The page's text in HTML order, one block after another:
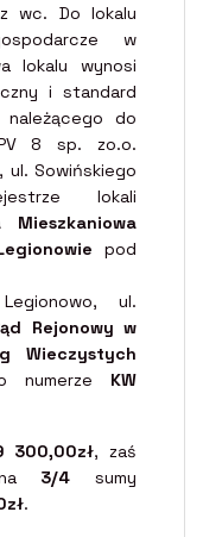
wc. Do lokalu
w
lokalu wynosi
i standard
do
8 sp. zo.o.
ul. Sowińskiego
lokali
Mieszkaniowa
pod
ul.
Rejonowy w
Wieczystych
numerze KW
300,00zł, zaś
3/4 sumy
.